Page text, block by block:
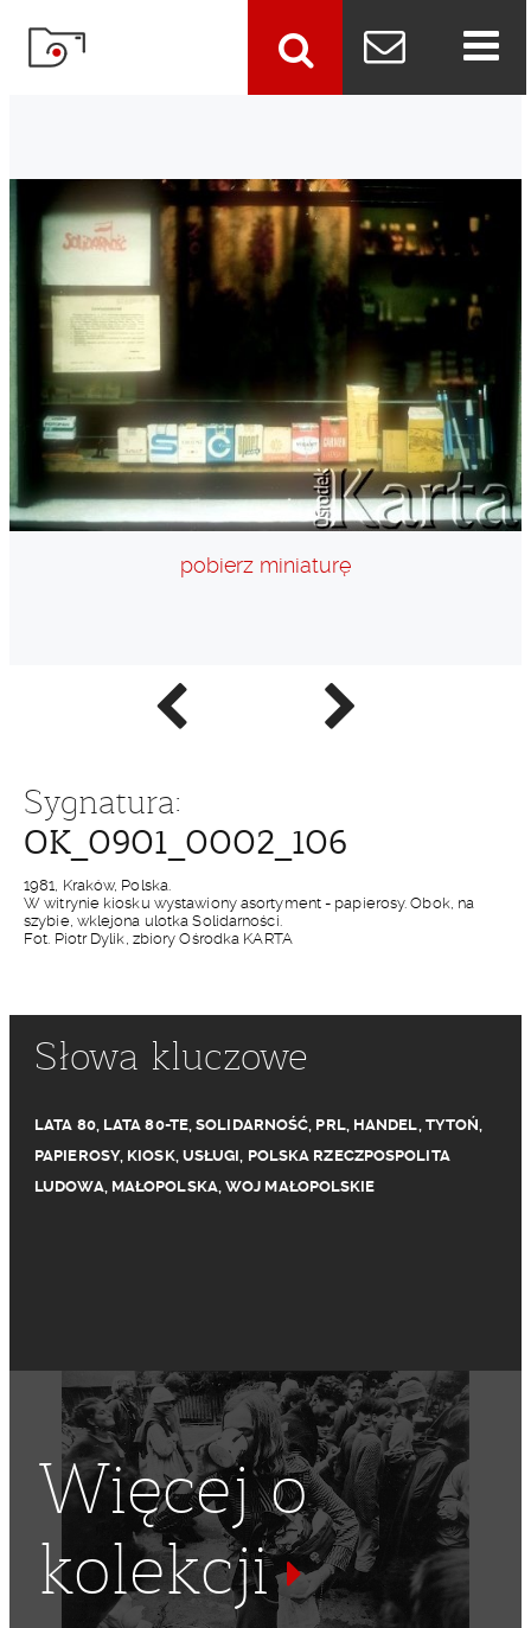
Poprzednie
zdjęcie
Następne
zdjęcie
pobierz miniaturę
Sygnatura:
OK_0901_0002_106
1981, Kraków, Polska.
W witrynie kiosku wystawiony asortyment - papierosy. Obok, na
szybie, wklejona ulotka Solidarności.
Fot. Piotr Dylik, zbiory Ośrodka KARTA
Słowa kluczowe
LATA 80, LATA 80-TE,SOLIDARNOŚĆ, PRL, HANDEL, TYTOŃ,
PAPIEROSY, KIOSK, USŁUGI, POLSKA RZECZPOSPOLITA
LUDOWA, MAŁOPOLSKA,WOJ MAŁOPOLSKIE
Więcej o
kolekcji